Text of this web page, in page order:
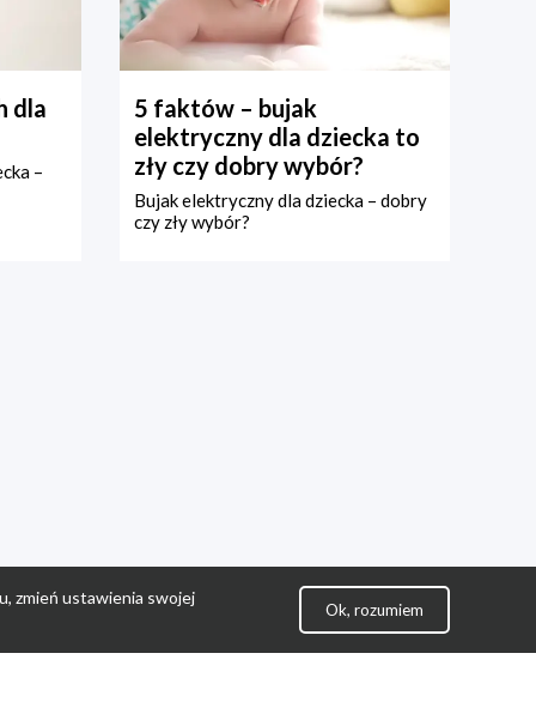
dla
–
5 faktów – bujak
elektryczny dla dziecka to
zły czy dobry wybór?
Bujak elektryczny dla dziecka – dobry
czy zły wybór?
zmień ustawienia swojej
Ok, rozumiem